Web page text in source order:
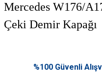
Mercedes W176/
Çeki Demir Kapağı
Bu ürüne ilk
yetersiz gördüğünüz noktaları
iletebilirsiniz.
%100 Güvenli